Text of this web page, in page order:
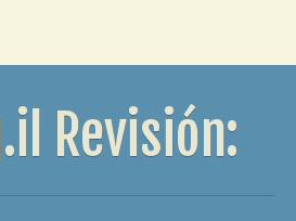
Revisión: